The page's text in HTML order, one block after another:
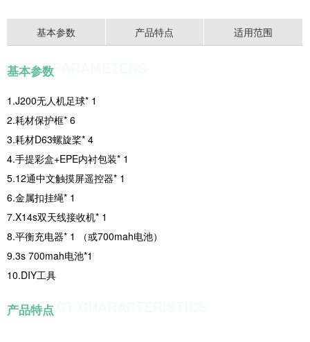
基本参数 产品特点 适用范围
基本参数
BASIC PARAMETERS
1.J200无人机足球* 1
2.耗材保护框* 6
3.耗材D63螺旋桨* 4
4.手提彩盒+EPE内衬包装* 1
5.12通中文触摸屏遥控器* 1
6.金属扣挂绳* 1
7.X14s双天线接收机* 1
8.平衡充电器* 1 （或700mah电池）
9.3s 700mah电池*1
10.DIY工具
产品特点
PRODUCT CHARACTERISTICS